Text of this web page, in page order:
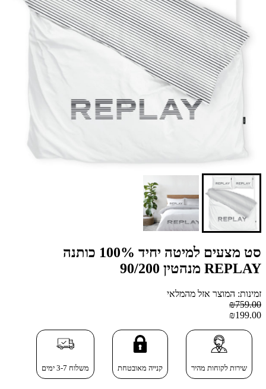
סט מצעים למיטה יחיד 100% כותנה
REPLAY מנהטין 90/200
זמינות: המוצר אזל מהמלאי
₪759.00
₪199.00
שירות לקוחות מהיר קנייה מאובטחת משלוח 3-7 ימים